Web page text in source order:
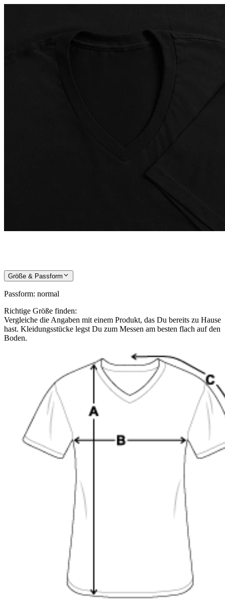
Größe & Passform
Passform: normal
Richtige Größe finden:
Vergleiche die Angaben mit einem Produkt, das Du bereits zu Hause
hast. Kleidungsstücke legst Du zum Messen am besten flach auf den
Boden.